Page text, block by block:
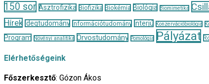
150 sor Asztrofizika Biofizika Biokémia Biológia Biomimetika
Hírek Idegtudomány Információtudomány Interjú Konzervációbiológia
Program
Növényi analitika Orvostudomány Pomológia Pályázat
Elérhetőségeink
Főszerkesztő: Gózon Ákos